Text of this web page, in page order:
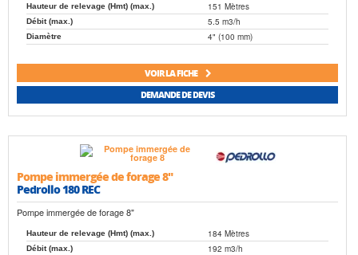
Hauteur de relevage (Hmt) (max.) 151 Mètres
Débit (max.) 5.5 m3/h
Diamètre 4" (100 mm)
VOIR LA FICHE
DEMANDE DE DEVIS
Pompe immergée de forage 8"
Pedrollo 180 REC
Pompe immergée de forage 8"
Hauteur de relevage (Hmt) (max.) 184 Mètres
Débit (max.) 192 m3/h